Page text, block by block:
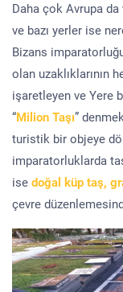
Daha çok Avrupa
ve bazı yerler ise
Bizans
olan uzaklıklarının
işaretleyen ve Yere
“Milion Taşı”
turistik bir objeye
imparatorluklarda
ise doğal küp taş,
çevre